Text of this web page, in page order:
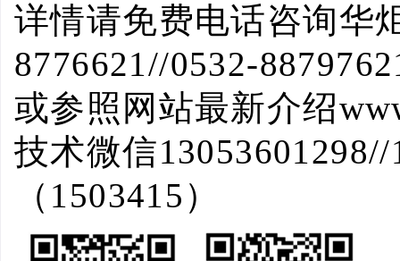
详情请免费电话咨询华
8776621//0532-
或参照网站最新介绍
技术微信
（ 1503415 ）